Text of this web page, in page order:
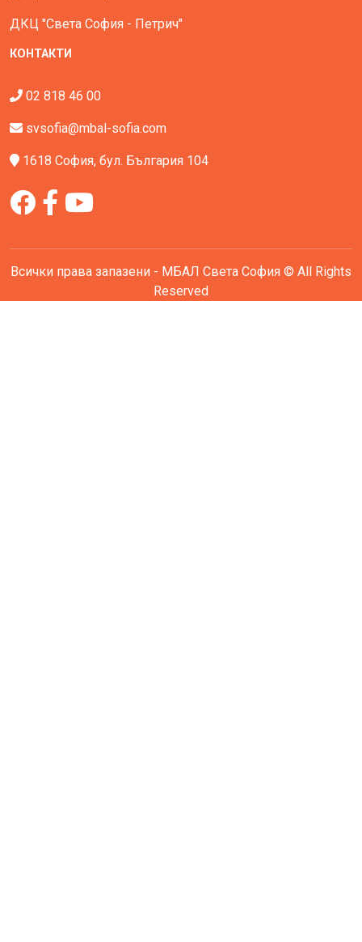
ДКЦ "Света София - Петрич"
КОНТАКТИ
02 818 46 00
svsofia@mbal-sofia.com
1618 София, бул. България 104
Всички права запазени - МБАЛ Света София © All Rights
Reserved